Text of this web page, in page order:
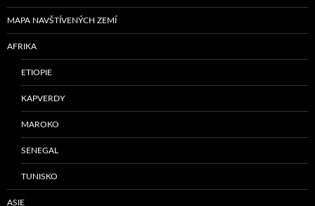
MAPA NAVŠTÍVENÝCH ZEMÍ
AFRIKA
ETIOPIE
KAPVERDY
MAROKO
SENEGAL
TUNISKO
ASIE